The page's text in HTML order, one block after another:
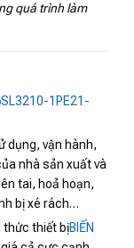
quá trình làm
1PE21-
dụng, vận hành,
nhà sản xuất và
tai, hoả hoạn,
bị xé rách…
thức thiết bịBIẾN